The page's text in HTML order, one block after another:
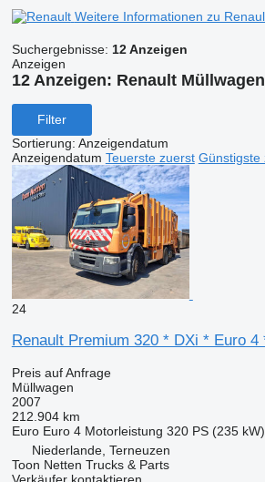
Weitere Informationen zu
Suchergebnisse: 12 Anzeigen
Anzeigen
12 Anzeigen: Renault
Filter
Sortierung: Anzeigendatum
Anzeigendatum Teuerste zuerst Günstigste
24
Renault Premium 320 * DXi * Euro 4
Preis auf Anfrage
Müllwagen
2007
212.904 km
Euro Euro 4 Motorleistung 320 PS (235 kW)
Niederlande, Terneuzen
Toon Netten Trucks & Parts